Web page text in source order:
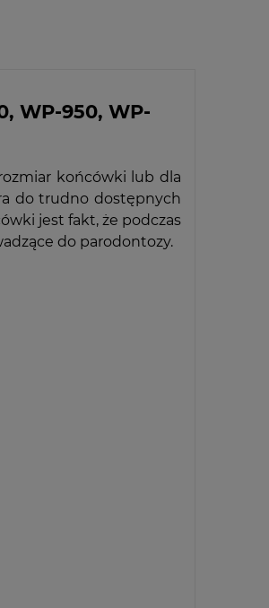
WP-950, WP-
końcówki lub dla
do trudno dostępnych
jest fakt, że podczas
do parodontozy.